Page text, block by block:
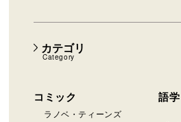
カテゴリ
Category
コミック
ラノベ・ティーンズ
語学